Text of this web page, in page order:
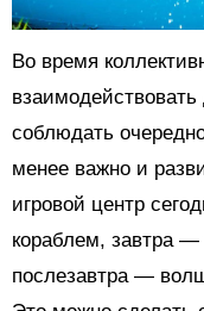
Во время
взаимодействовать
соблюдать
менее важно и
игровой центр
кораблем, завтра
послезавтра —